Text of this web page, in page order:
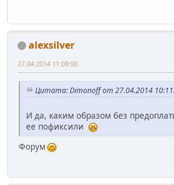
alexsilver
27.04.2014 11:09:00
Цитата: Dimonoff от 27.04.2014
И да, каким образом без
ее пофиксили
Форум